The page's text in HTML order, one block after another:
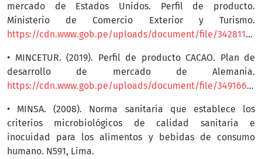
mercado de Estados Unidos. Perfil de producto.
Ministerio de Comercio Exterior y Turismo.
https://cdn.www.gob.pe/uploads/document/file/342811/2_Perfil_ChocolatesGourmet_EEUU6.pdf
• MINCETUR. (2019). Perfil de producto CACAO. Plan de
desarrollo de mercado de Alemania.
https://cdn.www.gob.pe/uploads/document/file/349166/Cacao.pdf
• MINSA. (2008). Norma sanitaria que establece los
criterios microbiológicos de calidad sanitaria e
inocuidad para los alimentos y bebidas de consumo
humano. N591, Lima.